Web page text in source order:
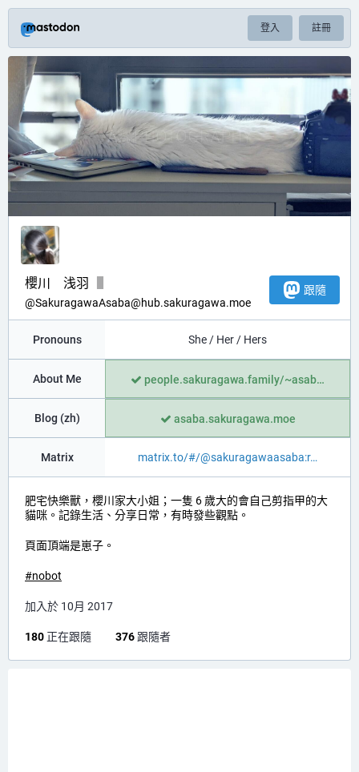
登入 註冊
櫻川 浅羽
@SakuragawaAsaba@hub.sakuragawa.moe
跟隨
Pronouns She / Her / Hers
About Me people.sakuragawa.family/~asab
Blog (zh) asaba.sakuragawa.moe
Matrix matrix.to/#/@sakuragawaasaba:r
肥宅快樂獸，櫻川家大小姐；一隻 6 歲大的會自己剪指甲的大
貓咪。記錄生活、分享日常，有時發些觀點。
頁面頂端是崽子。
#nobot
加入於 10月 2017
180 正在跟隨 376 跟隨者